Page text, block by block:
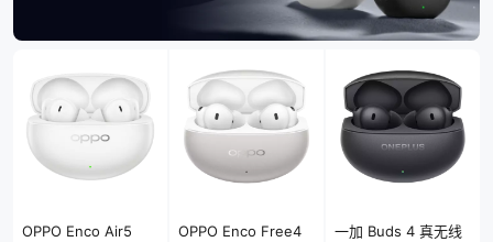
OPPO Enco Air5
OPPO Enco Free4
一加 Buds 4 真无线